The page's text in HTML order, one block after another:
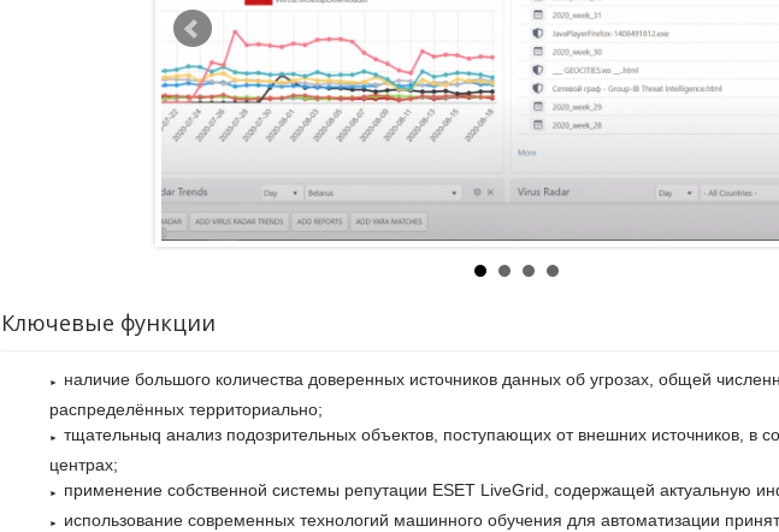
Ключевые функции
наличие большого количества доверенных источников данных об угрозах, общей
распределённых территориально;
тщательныq анализ подозрительных объектов, поступающих от внешних источников, в
центрах;
применение собственной системы репутации ESET LiveGrid, содержащей актуальную
использование современных технологий машинного обучения для автоматизации